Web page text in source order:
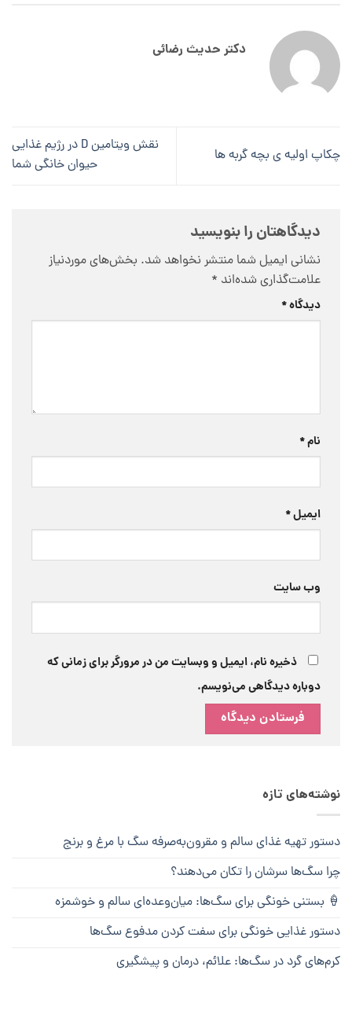
دکتر حدیث رضائی
چکاپ اولیه ی بچه گربه ها
نقش ویتامین D در رژیم غذایی
حیوان خانگی شما
دیدگاهتان را بنویسید
نشانی ایمیل شما منتشر نخواهد شد. بخش‌های موردنیاز
علامت‌گذاری شده‌اند *
دیدگاه*
نام*
ایمیل*
وب‌ سایت
ذخیره نام، ایمیل و وبسایت من در مرورگر برای زمانی که
دوباره دیدگاهی می‌نویسم.
نوشته‌های تازه
دستور تهیه غذای سالم و مقرون‌به‌صرفه سگ با مرغ و برنج
چرا سگ‌ها سرشان را تکان می‌دهند؟
🍦 بستنی خونگی برای سگ‌ها: میان‌وعده‌ای سالم و خوشمزه
دستور غذایی خونگی برای سفت کردن مدفوع سگ‌ها
کرم‌های گرد در سگ‌ها: علائم، درمان و پیشگیری